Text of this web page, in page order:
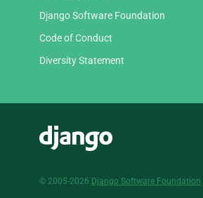
Django Software Foundation
Code of Conduct
Diversity Statement
© 2005-2026 Django Software Foundation